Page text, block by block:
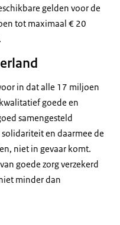
gelden voor de
tot maximaal € 20
in dat alle 17 miljoen
goede en
samengesteld
en daarmee de
niet in gevaar komt.
goede zorg verzekerd
minder dan